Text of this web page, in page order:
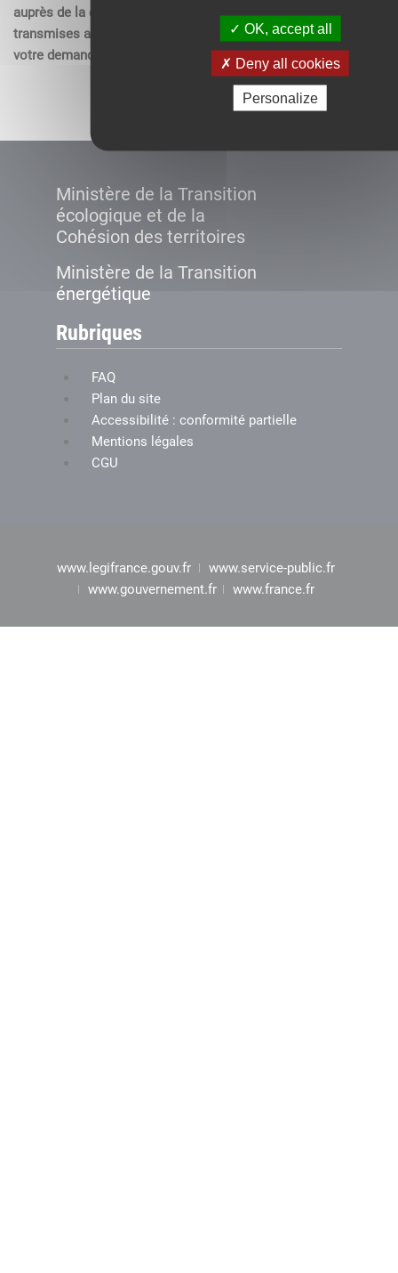
OK, accept all
Deny all cookies
Personalize
auprès de la collectivité. Les données recueillies seront
transmises aux services compétents pour l’instruction de
votre demande.
Créer le compte
Ministère de la Transition
écologique et de la
Cohésion des territoires
Ministère de la Transition
énergétique
Rubriques
FAQ
Plan du site
Accessibilité : conformité partielle
Mentions légales
CGU
www.legifrance.gouv.fr
www.service-public.fr
www.gouvernement.fr
www.france.fr